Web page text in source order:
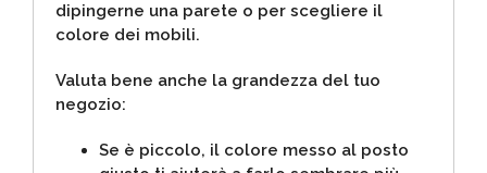
dipingerne una parete o per scegliere il
colore dei mobili.
Valuta bene anche la grandezza del tuo
negozio:
Se è piccolo, il colore messo al posto